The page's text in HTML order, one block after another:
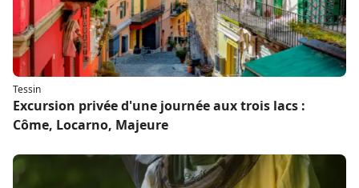
Tessin
Excursion privée d'une journée aux trois lacs :
Côme, Locarno, Majeure